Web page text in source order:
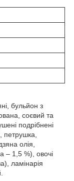
бульйон з
соєвий та
подрібнені
петрушка,
олія,
– 1,5 %), овочі
ламінарія